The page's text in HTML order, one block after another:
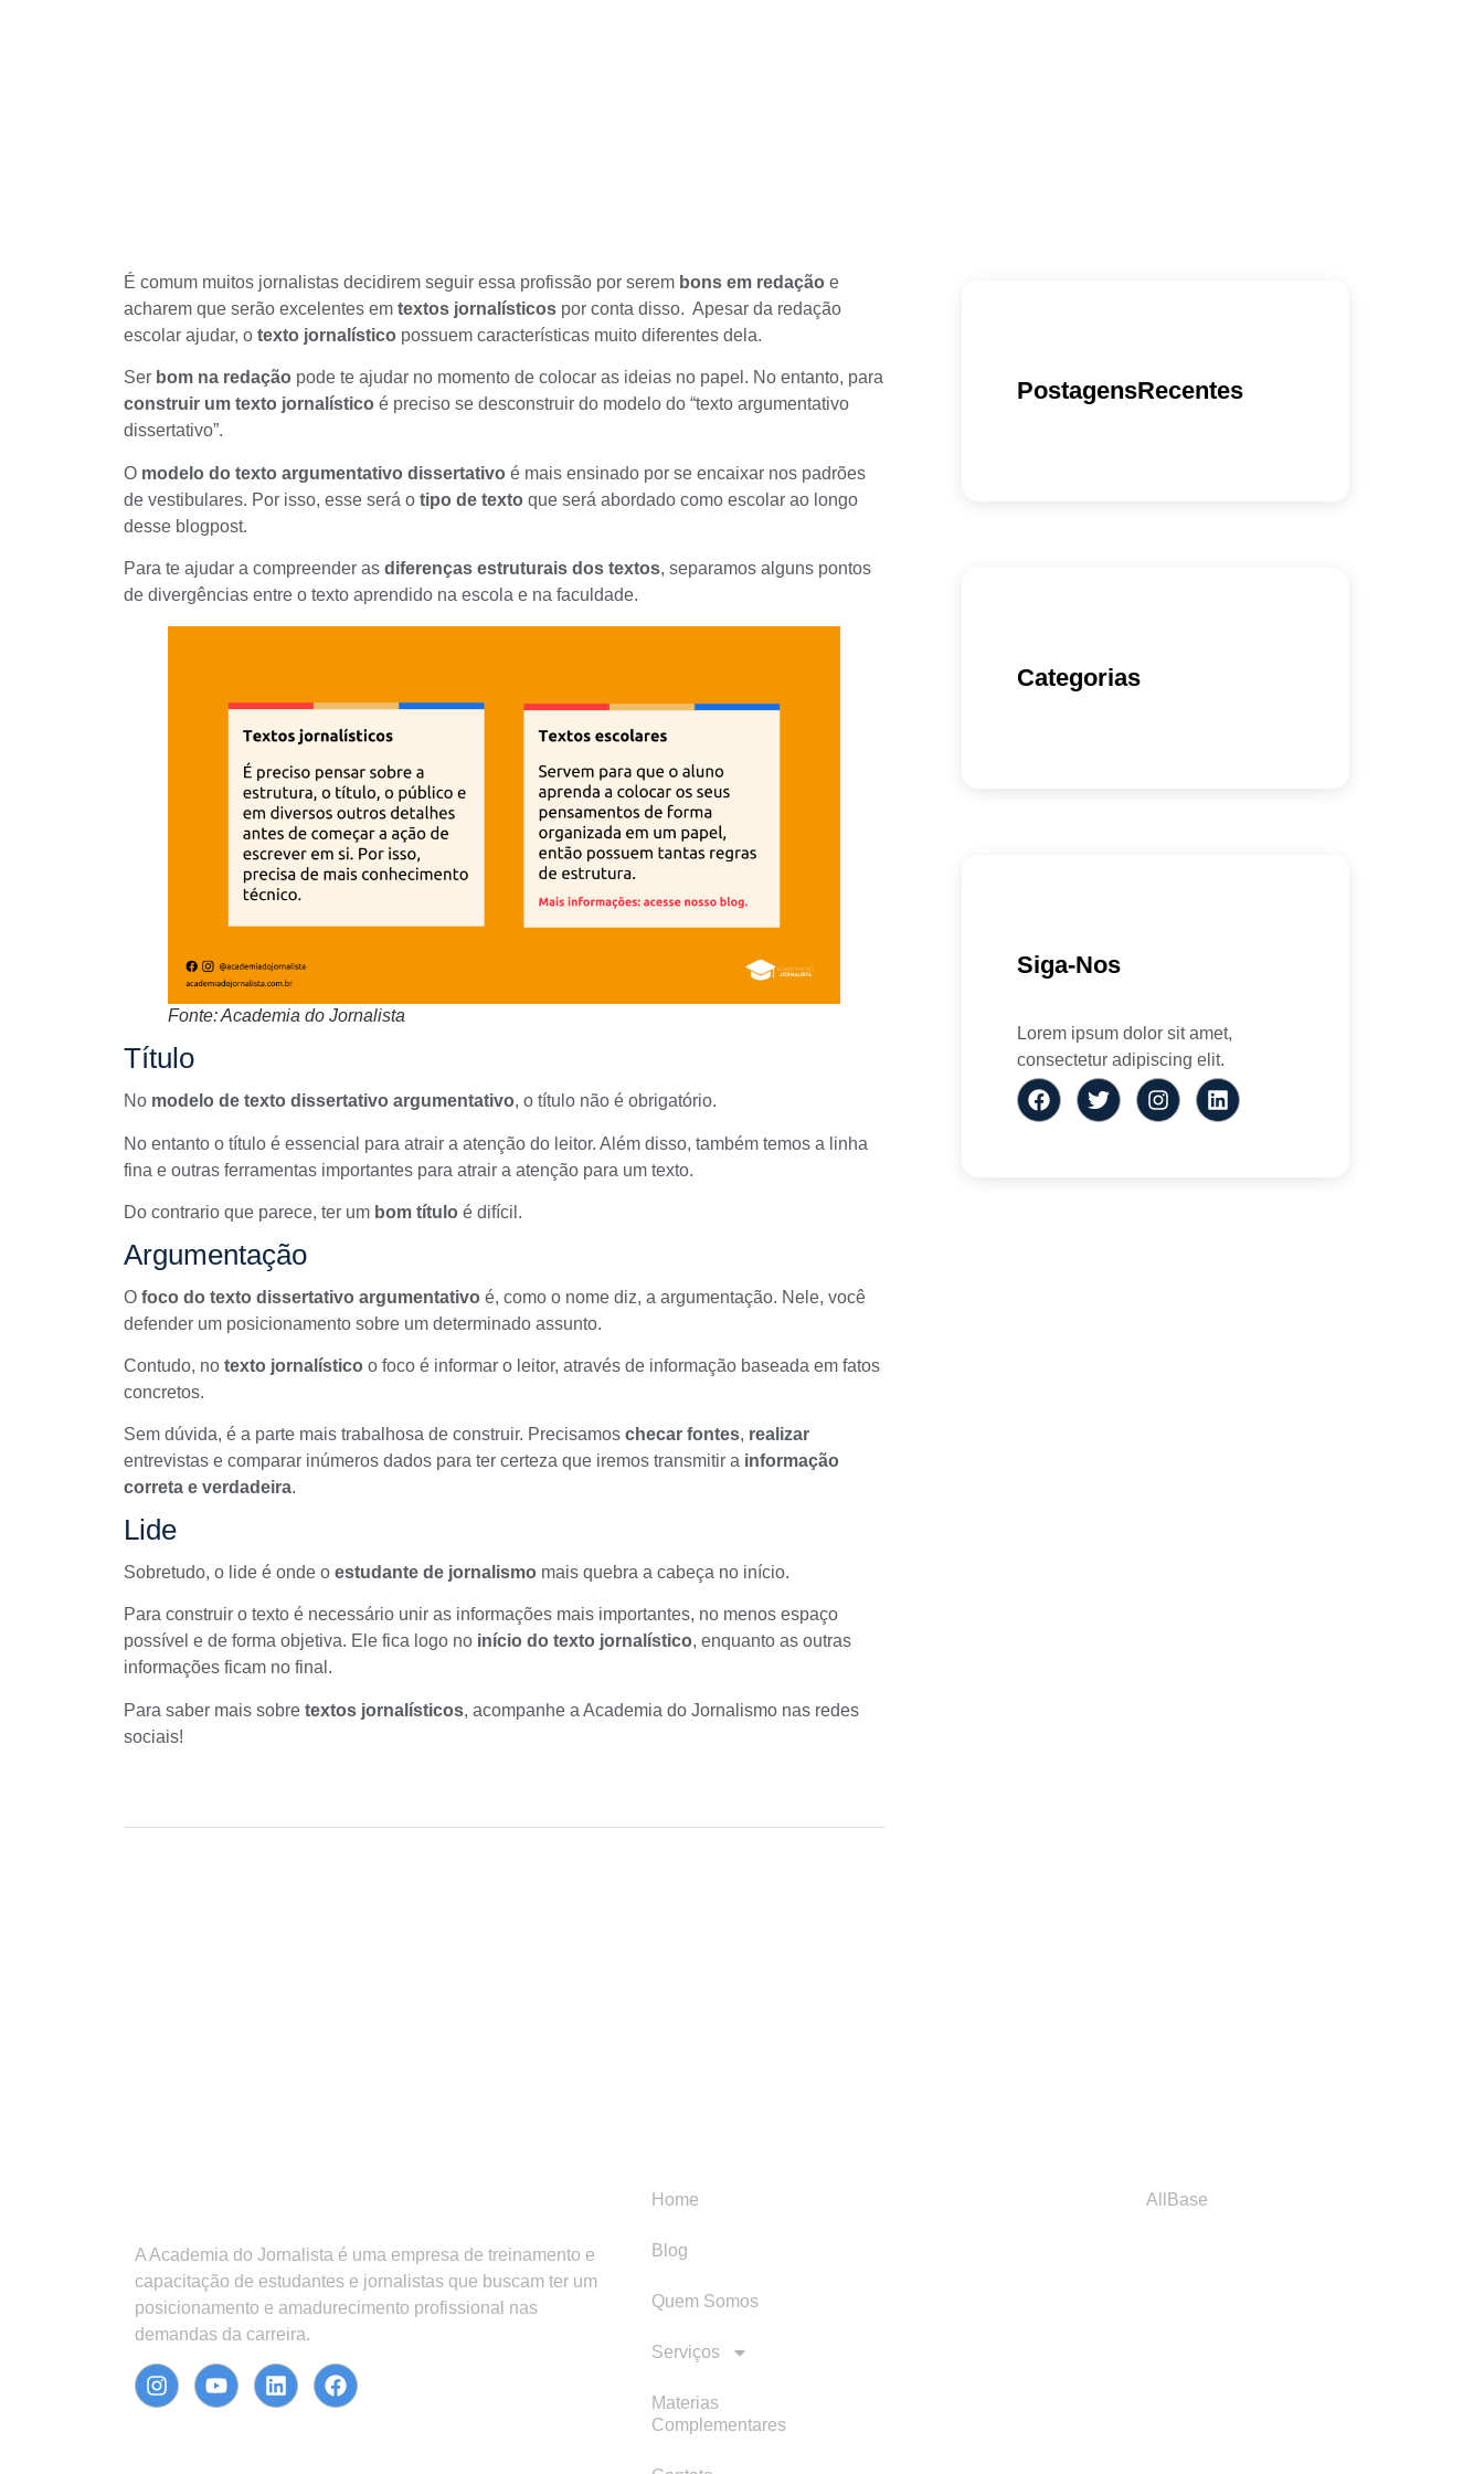
É comum muitos jornalistas decidirem seguir essa profissão por serem bons em redação e
acharem que serão excelentes em textos jornalísticos por conta disso. Apesar da redação
escolar ajudar, o texto jornalístico possuem características muito diferentes dela.
Ser bom na redação pode te ajudar no momento de colocar as ideias no papel. No entanto, para
construir um texto jornalístico é preciso se desconstruir do modelo do “texto argumentativo
dissertativo”.
O modelo do texto argumentativo dissertativo é mais ensinado por se encaixar nos padrões
de vestibulares. Por isso, esse será o tipo de texto que será abordado como escolar ao longo
desse blogpost.
Para te ajudar a compreender as diferenças estruturais dos textos, separamos alguns pontos
de divergências entre o texto aprendido na escola e na faculdade.
Fonte: Academia do Jornalista
Título
No modelo de texto dissertativo argumentativo, o título não é obrigatório.
No entanto o título é essencial para atrair a atenção do leitor. Além disso, também temos a linha
fina e outras ferramentas importantes para atrair a atenção para um texto.
Do contrario que parece, ter um bom título é difícil.
Argumentação
O foco do texto dissertativo argumentativo é, como o nome diz, a argumentação. Nele, você
defender um posicionamento sobre um determinado assunto.
Contudo, no texto jornalístico o foco é informar o leitor, através de informação baseada em fatos
concretos.
Sem dúvida, é a parte mais trabalhosa de construir. Precisamos checar fontes, realizar
entrevistas e comparar inúmeros dados para ter certeza que iremos transmitir a informação
correta e verdadeira.
Lide
Sobretudo, o lide é onde o estudante de jornalismo mais quebra a cabeça no início.
Para construir o texto é necessário unir as informações mais importantes, no menos espaço
possível e de forma objetiva. Ele fica logo no início do texto jornalístico, enquanto as outras
informações ficam no final.
Para saber mais sobre textos jornalísticos, acompanhe a Academia do Jornalismo nas redes
sociais!
PostagensRecentes
Categorias
Siga-Nos
Lorem ipsum dolor sit amet,
consectetur adipiscing elit.
A Academia do Jornalista é uma empresa de treinamento e
capacitação de estudantes e jornalistas que buscam ter um
posicionamento e amadurecimento profissional nas
demandas da carreira.
Home
Blog
Quem Somos
Serviços
Materias
Complementares
AllBase